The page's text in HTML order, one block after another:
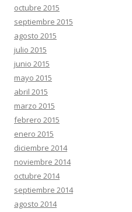
octubre 2015
septiembre 2015
agosto 2015
julio 2015
junio 2015
mayo 2015
abril 2015
marzo 2015
febrero 2015
enero 2015
diciembre 2014
noviembre 2014
octubre 2014
septiembre 2014
agosto 2014